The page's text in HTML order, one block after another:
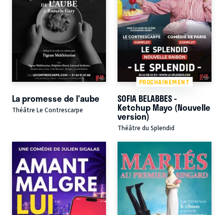
La promesse de l'aube
Théâtre Le Contrescarpe
PROCHAINEMENT
SOFIA BELABBES -
Ketchup Mayo (Nouvelle
version)
Théâtre du Splendid